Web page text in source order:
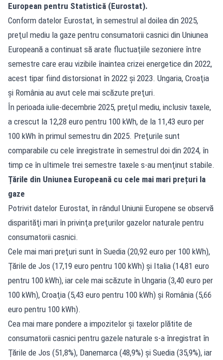
European pentru Statistică (Eurostat).
Conform datelor Eurostat, în semestrul al doilea din 2025,
preţul mediu la gaze pentru consumatorii casnici din Uniunea
Europeană a continuat să arate fluctuaţiile sezoniere între
semestre care erau vizibile înaintea crizei energetice din 2022,
acest tipar fiind distorsionat în 2022 şi 2023. Ungaria, Croaţia
şi România au avut cele mai scăzute preţuri.
În perioada iulie-decembrie 2025, preţul mediu, inclusiv taxele,
a crescut la 12,28 euro pentru 100 kWh, de la 11,43 euro per
100 kWh în primul semestru din 2025. Preţurile sunt
comparabile cu cele înregistrate în semestrul doi din 2024, în
timp ce în ultimele trei semestre taxele s-au menţinut stabile.
Țările din Uniunea Europeană cu cele mai mari prețuri la
gaze
Potrivit datelor Eurostat, în rândul Uniunii Europene se observă
disparităţi mari în privinţa preţurilor gazelor naturale pentru
consumatorii casnici.
Cele mai mari preţuri sunt în Suedia (20,92 euro per 100 kWh),
Ţările de Jos (17,19 euro pentru 100 kWh) şi Italia (14,81 euro
pentru 100 kWh), iar cele mai scăzute în Ungaria (3,40 euro per
100 kWh), Croaţia (5,43 euro pentru 100 kWh) şi România (5,66
euro pentru 100 kWh).
Cea mai mare pondere a impozitelor şi taxelor plătite de
consumatorii casnici pentru gazele naturale s-a înregistrat în
Ţările de Jos (51,8%), Danemarca (48,9%) şi Suedia (35,9%), iar